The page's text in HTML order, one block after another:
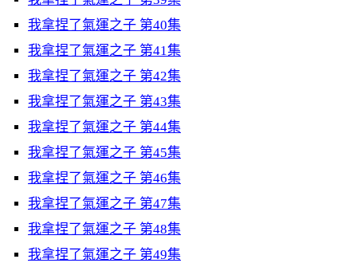
我拿捏了氣運之子 第40集
我拿捏了氣運之子 第41集
我拿捏了氣運之子 第42集
我拿捏了氣運之子 第43集
我拿捏了氣運之子 第44集
我拿捏了氣運之子 第45集
我拿捏了氣運之子 第46集
我拿捏了氣運之子 第47集
我拿捏了氣運之子 第48集
我拿捏了氣運之子 第49集